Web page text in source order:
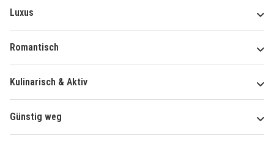
Luxus
Romantisch
Kulinarisch & Aktiv
Günstig weg